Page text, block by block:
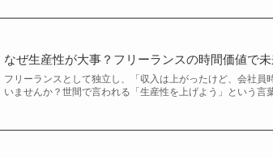
なぜ生産性が大事？フリーランスの時間価値で
フリーランスとして独立し、「収入は上がったけど、会社
いませんか？世間で言われる「生産性を上げよう」という言